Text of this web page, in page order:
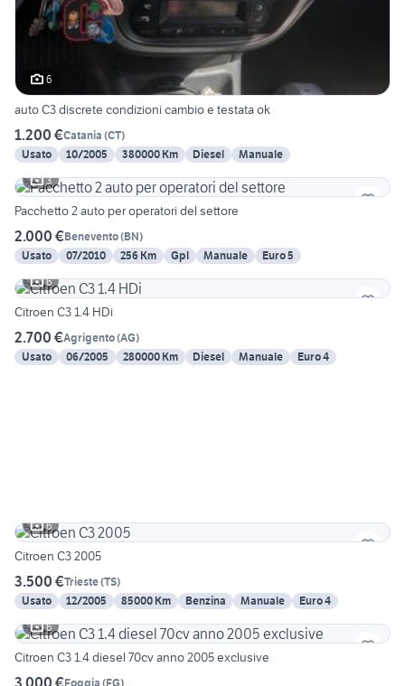
6
auto C3 discrete condizioni cambio e testata ok
1.200 €Catania (CT)
Usato
10/2005 380000 Km Diesel
Manuale
3
Pacchetto 2 auto per operatori del settore
2.000 €Benevento(BN)
Usato
07/2010 256 Km Gpl Manuale
Euro 5
6
Citroen C3 1.4 HDi
2.700 €Agrigento(AG)
Usato
06/2005 280000 Km Diesel Manuale Euro 4
6
Citroen C3 2005
3.500 €Trieste(TS)
Usato
12/2005 85000 Km Benzina Manuale
Euro 4
6
Citroen C3 1.4 diesel 70cv anno 2005 exclusive
Foggia (FG)